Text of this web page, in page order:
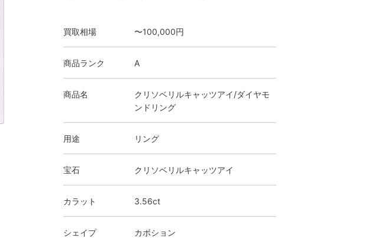
買取相場 〜100,000円
商品ランク A
商品名
クリソベリルキャッツアイ/ダイヤモ
ンドリング
用途 リング
宝石 クリソベリルキャッツアイ
カラット 3.56ct
シェイプ カボション